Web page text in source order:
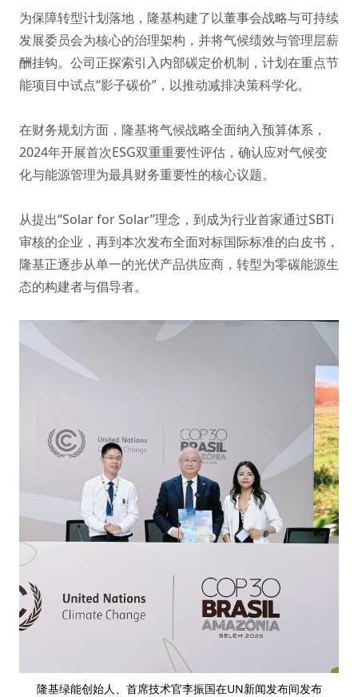
为保障转型计划落地，隆基构建了以董事会战略与可持续
发展委员会为核心的治理架构，并将气候绩效与管理层薪
酬挂钩。公司正探索引入内部碳定价机制，计划在重点节
能项目中试点“影子碳价”，以推动减排决策科学化。
在财务规划方面，隆基将气候战略全面纳入预算体系，
2024年开展首次ESG双重重要性评估，确认应对气候变
化与能源管理为最具财务重要性的核心议题。
从提出“Solar for Solar”理念，到成为行业首家通过SBTi
审核的企业，再到本次发布全面对标国际标准的白皮书，
隆基正逐步从单一的光伏产品供应商，转型为零碳能源生
态的构建者与倡导者。
隆基绿能创始人、首席技术官李振国在UN新闻发布间发布